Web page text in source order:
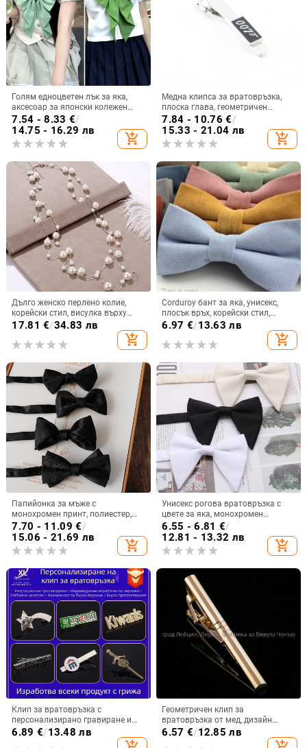
Голям едноцветен лък за яка,
аксесоар за японски колежен
стил униформа, ментов цвят
7.54 - 8.33 €/
14.75 - 16.29 лв
add_shopping_cart
Медна клипса за вратовръзка,
плоска глава, геометричен
монохромен дизайн,
електроплакиране
7.84 - 10.76 €/
15.33 - 21.04 лв
add_shopping_cart
Дълго женско перлено колие,
корейски стил, висулка върху
пуловерна верига
17.81 €/34.83 лв
add_shopping_cart
Corduroy бант за яка, унисекс,
плосък връх, корейски стил,
сатенено покритие, подплата от
6.97 €/13.63 лв
add_shopping_cart
Папийонка за мъже с
монохромен принт, полиестер,
обикновена ширина, плоска
глава, корейска версия
7.70 - 11.09 €/
15.06 - 21.69 лв
add_shopping_cart
Унисекс рогова вратовръзка с
цвете за яка, монохромен
полиестер
6.55 - 6.81 €/
12.81 - 13.32 лв
add_shopping_cart
Клип за вратовръзка с
персонализирано гравиране и
лаково покритие, корпоративен
6.89 €/13.48 лв
Геометричен клип за
вратовръзка от мед, дизайн
цвете за яка, електроплакиране,
6.57 €/12.85 лв